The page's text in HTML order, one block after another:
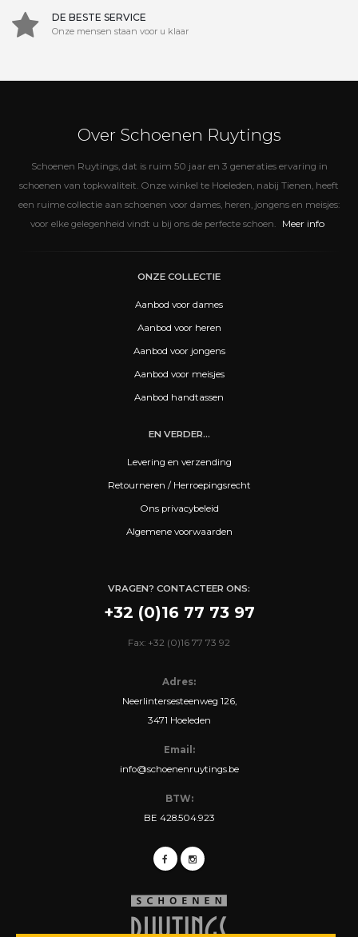
DE BESTE SERVICE
Onze mensen staan voor u klaar
Over Schoenen Ruytings
Schoenen Ruytings, dat is ruim 50 jaar en 3 generaties ervaring in
schoenen van topkwaliteit. Onze winkel te Hoeleden, nabij Tienen, heeft
een ruime collectie aan schoenen voor dames, heren, jongens en meisjes:
voor elke gelegenheid vindt u bij ons de perfecte schoen.
Meer info
ONZE COLLECTIE
Aanbod voor dames
Aanbod voor heren
Aanbod voor jongens
Aanbod voor meisjes
Aanbod handtassen
EN VERDER...
Levering en verzending
Retourneren / Herroepingsrecht
Ons privacybeleid
Algemene voorwaarden
VRAGEN? CONTACTEER ONS:
+32 (0)16 77 73 97
Fax: +32 (0)16 77 73 92
Adres:
Neerlintersesteenweg 126,
3471 Hoeleden
Email:
info@schoenenruytings.be
BTW:
BE 428.504.923